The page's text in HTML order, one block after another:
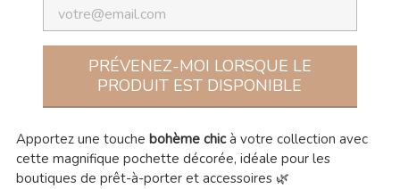
PRÉVENEZ-MOI LORSQUE LE
PRODUIT EST DISPONIBLE
Apportez une touche bohème chicà votre collection avec
cette magnifique pochette décorée, idéale pour les
boutiques de prêt-à-porter et accessoires 🌿